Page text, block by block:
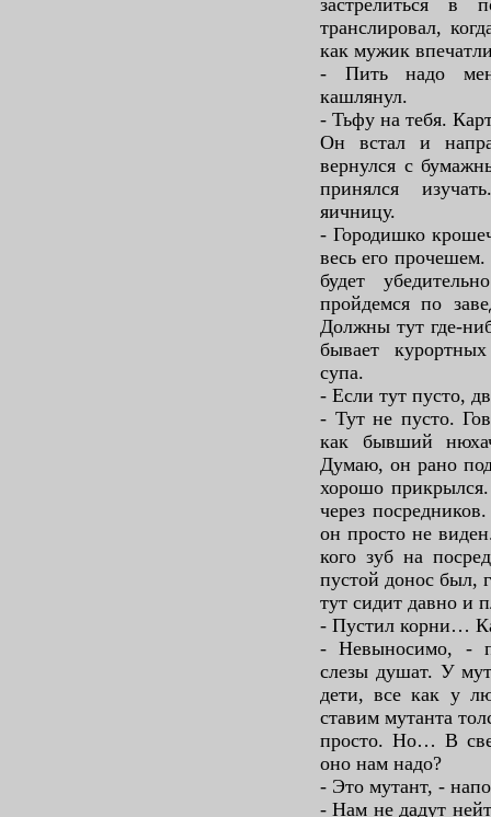
транслировал,
как мужик
- Пить надо
кашлянул.
- Тьфу на тебя.
Он встал и
вернулся с
принялся
яичницу.
- Городишко
весь его
будет
пройдемся по
Должны тут где-
бывает
супа.
- Если тут пусто,
- Тут не пусто.
как бывший
Думаю, он рано
хорошо
через
он просто не
кого зуб на
пустой донос был,
тут сидит давно и
- Пустил корни…
- Невыносимо, -
слезы душат. У
дети, все как у
ставим мутанта
просто. Но… В
оно нам надо?
- Это мутант, -
- Нам не дадут